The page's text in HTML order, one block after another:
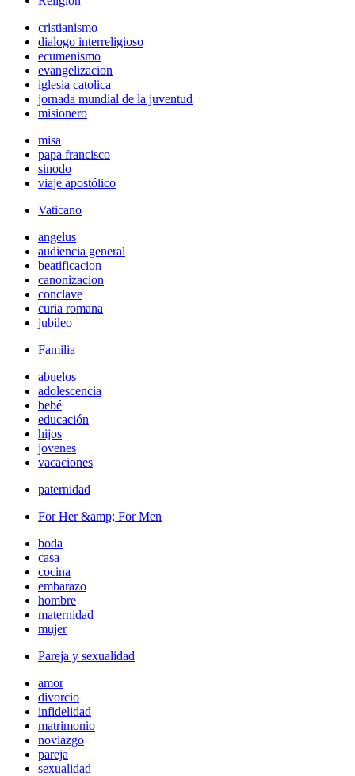
cristianismo
dialogo interreligioso
ecumenismo
evangelizacion
iglesia catolica
jornada mundial de la juventud
misionero
misa
papa francisco
sinodo
viaje apostólico
Vaticano
angelus
audiencia general
beatificacion
canonizacion
conclave
curia romana
jubileo
Familia
abuelos
adolescencia
bebé
educación
hijos
jovenes
vacaciones
paternidad
For Her &amp; For Men
boda
casa
cocina
embarazo
hombre
maternidad
mujer
Pareja y sexualidad
amor
divorcio
infidelidad
matrimonio
noviazgo
pareja
sexualidad